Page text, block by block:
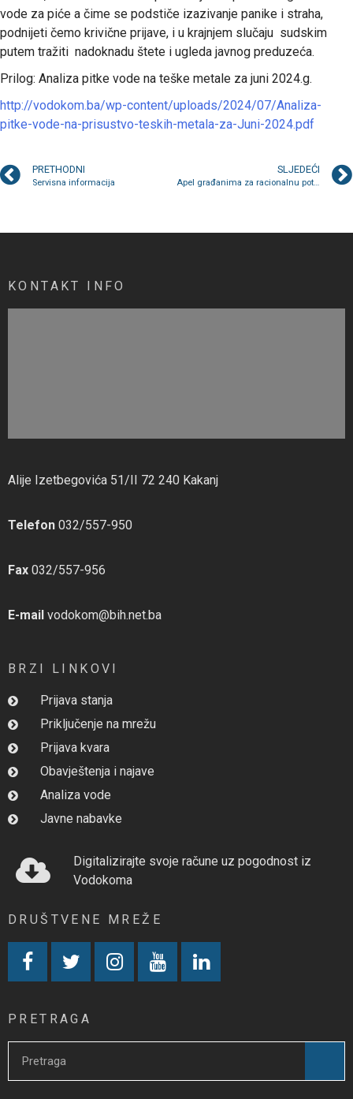
vode za piće a čime se podstiče izazivanje panike i straha,
podnijeti čemo krivične prijave, i u krajnjem slučaju sudskim
putem tražiti nadoknadu štete i ugleda javnog preduzeća.
Prilog: Analiza pitke vode na teške metale za juni 2024.g.
http://vodokom.ba/wp-content/uploads/2024/07/Analiza-
pitke-vode-na-prisustvo-teskih-metala-za-Juni-2024.pdf
PRETHODNI
Servisna informacija
SLJEDEĆI
Apel građanima za racionalnu potrošnju vode iz gradske vodovodne mreže
KONTAKT INFO
Alije Izetbegovića 51/II 72 240 Kakanj
Telefon 032/557-950
Fax 032/557-956
E-mail vodokom@bih.net.ba
BRZI LINKOVI
Prijava stanja
Priključenje na mrežu
Prijava kvara
Obavještenja i najave
Analiza vode
Javne nabavke
Digitalizirajte svoje račune uz pogodnost iz
Vodokoma
DRUŠTVENE MREŽE
PRETRAGA